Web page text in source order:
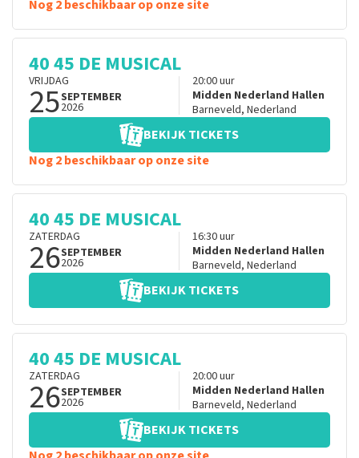
Nog 2 beschikbaar op onze site
40 45 DE MUSICAL
VRIJDAG
25SEPTEMBER
2026
20:00uur
Midden Nederland Hallen
Barneveld, Nederland
BEKIJK TICKETS
Nog 2 beschikbaar op onze site
40 45 DE MUSICAL
ZATERDAG
26SEPTEMBER
2026
16:30uur
Midden Nederland Hallen
Barneveld, Nederland
BEKIJK TICKETS
40 45 DE MUSICAL
ZATERDAG
26SEPTEMBER
2026
20:00uur
Midden Nederland Hallen
Barneveld, Nederland
BEKIJK TICKETS